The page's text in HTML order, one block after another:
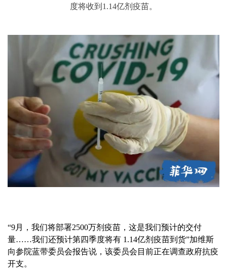
度将收到1.14亿剂疫苗。
“9月，我们将部署2500万剂疫苗，这是我们预计的交付
量……我们还预计第四季度将有 1.14亿剂疫苗到货”加维斯
向参院蓝带委员会报告说，该委员会目前正在调查政府抗疫
开支。